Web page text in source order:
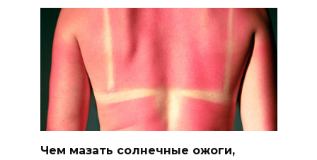
Чем мазать солнечные ожоги,